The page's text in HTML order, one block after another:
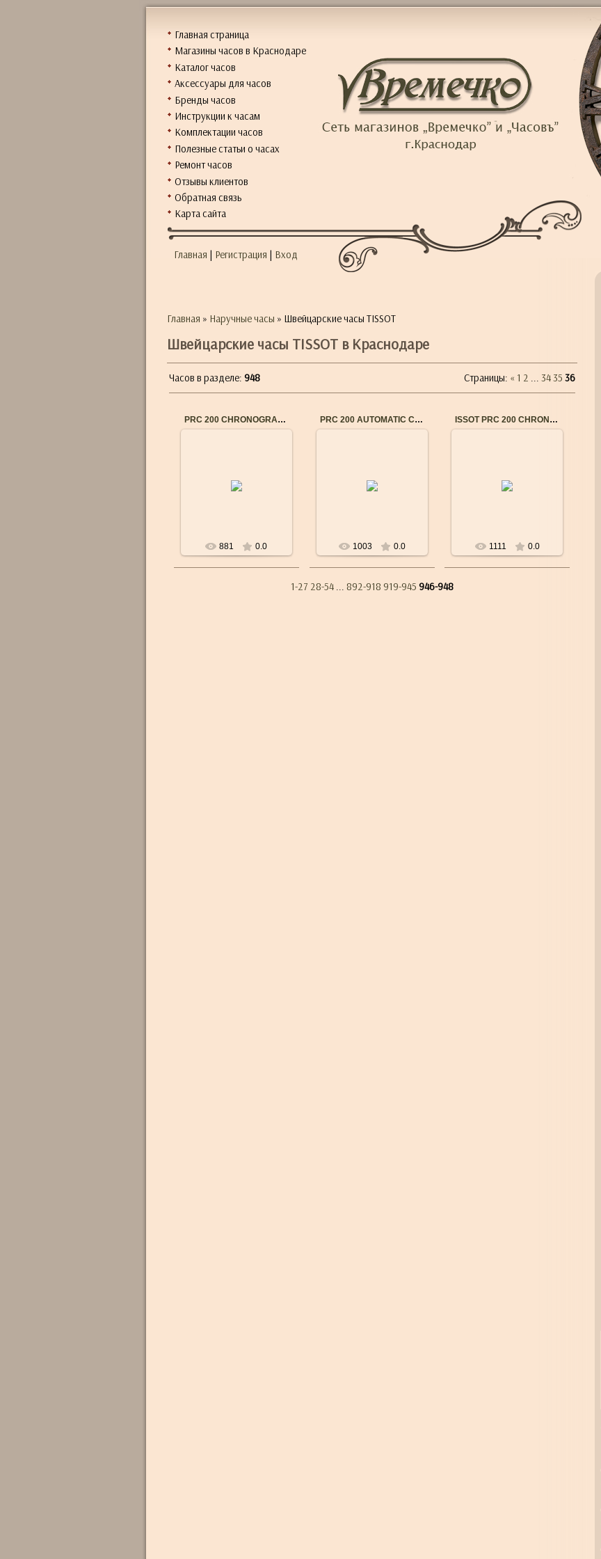
Главная страница
Магазины часов в Краснодаре
Каталог часов
Аксессуары для часов
Бренды часов
Инструкции к часам
Комплектации часов
Полезные статьи о часах
Ремонт часов
Отзывы клиентов
Обратная связь
Карта сайта
Главная | Регистрация | Вход
Главная » Наручные часы » Швейцарские часы TISSOT
Швейцарские часы TISSOT в Краснодаре
Часов в разделе: 948 Страницы: « 1 2 3435 36
PRC 200 CHRONOGRAPH T0554171603700
хронограф
881 0.0
PRC 200 AUTOMATIC CHRONOGRAPH T0554271105700
хронограф
1003 0.0
ISSOT PRC 200 CHRONOGRAPH T0554171101701
хронограф
1111 0.0
1-27 28-54 892-918 919-945 946-948